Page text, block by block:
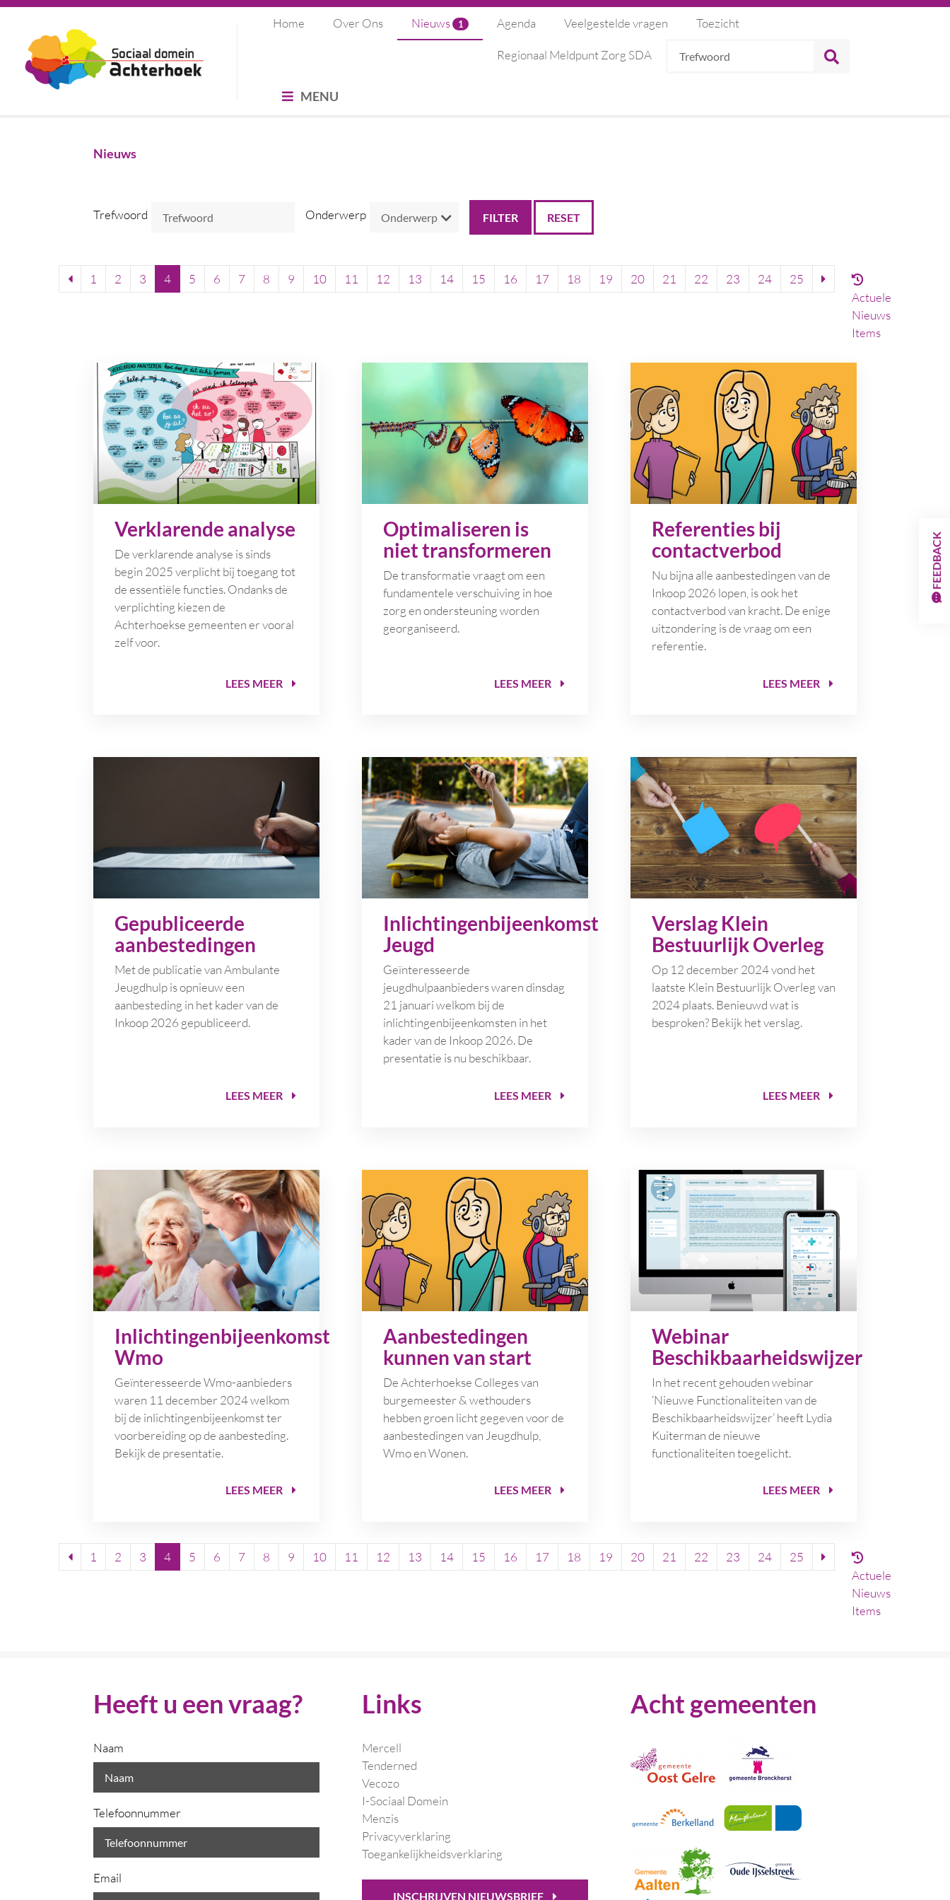
Home Over Ons Nieuws 1 Agenda Veelgestelde vragen Toezicht
Regionaal Meldpunt Zorg SDA Trefwoord
MENU
Nieuws
Trefwoord Onderwerp RESET
1 2 3 4 5 6 7 8 9 10 11 12 13 14 15 16 17 18 19 20 21 22 23 24
25
Actuele
Nieuws
Items
Verklarende analyse
De verklarende analyse is sinds
begin 2025 verplicht bij toegang tot
de essentiële functies. Ondanks de
verplichting kiezen de
Achterhoekse gemeenten er vooral
zelf voor.
LEES MEER
Optimaliseren is
niet transformeren
De transformatie vraagt om een
fundamentele verschuiving in hoe
zorg en ondersteuning worden
georganiseerd.
LEES MEER
Referenties bij
contactverbod
Nu bijna alle aanbestedingen van de
Inkoop 2026 lopen, is ook het
contactverbod van kracht. De enige
uitzondering is de vraag om een
referentie.
LEES MEER
Gepubliceerde
aanbestedingen
Met de publicatie van Ambulante
Jeugdhulp is opnieuw een
aanbesteding in het kader van de
Inkoop 2026 gepubliceerd.
LEES MEER
Inlichtingenbijeenkomst
Jeugd
Geïnteresseerde
jeugdhulpaanbieders waren dinsdag
21 januari welkom bij de
inlichtingenbijeenkomsten in het
kader van de Inkoop 2026. De
presentatie is nu beschikbaar.
LEES MEER
Verslag Klein
Bestuurlijk Overleg
Op 12 december 2024 vond het
laatste Klein Bestuurlijk Overleg van
2024 plaats. Benieuwd wat is
besproken? Bekijk het verslag.
LEES MEER
Inlichtingenbijeenkomst
Wmo
Geïnteresseerde Wmo-aanbieders
waren 11 december 2024 welkom
bij de inlichtingenbijeenkomst ter
voorbereiding op de aanbesteding.
Bekijk de presentatie.
LEES MEER
Aanbestedingen
kunnen van start
De Achterhoekse Colleges van
burgemeester & wethouders
hebben groen licht gegeven voor de
aanbestedingen van Jeugdhulp,
Wmo en Wonen.
LEES MEER
Webinar
Beschikbaarheidswijzer
In het recent gehouden webinar
‘Nieuwe Functionaliteiten van de
Beschikbaarheidswijzer’ heeft Lydia
Kuiterman de nieuwe
functionaliteiten toegelicht.
LEES MEER
1 2 3 4 5 6 7 8 9 10 11 12 13 14 15 16 17 18 19 20 21 22 23 24
25
Actuele
Nieuws
Items
Heeft u een vraag?
Naam
Telefoonnummer
Email
Links
Mercell
Tenderned
Vecozo
I-Sociaal Domein
Menzis
Privacyverklaring
Toegankelijkheidsverklaring
INSCHRIJVEN NIEUWSBRIEF
Acht gemeenten
FEEDBACK